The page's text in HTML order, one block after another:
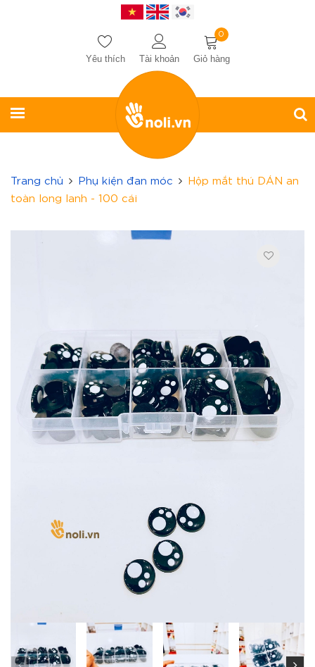
0
Giỏ hàng
Tài khoản
Yêu thích
Trang chủ Phụ kiện đan móc
Hộp mắt thú DÁN an
toàn long lanh - 100 cái